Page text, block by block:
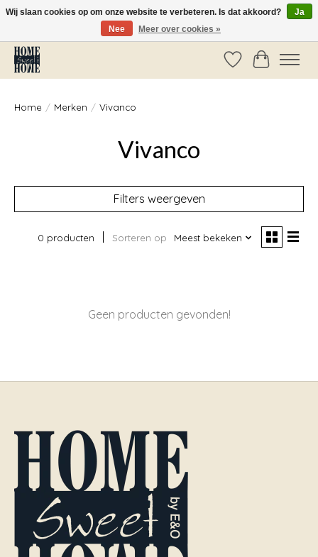
Vóór 14:00 besteld, dezelfde dag verzonden!
Verlanglijst
Home / Merken / Vivanco
Vivanco
Filters weergeven
0 producten Sorteren op Meest bekeken
Geen producten gevonden!
Wij slaan cookies op om onze website te verbeteren. Is dat akkoord?
Ja
Nee
Meer over cookies »